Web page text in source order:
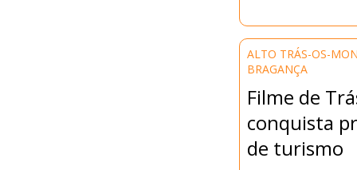
ALTO TRÁS-OS-
BRAGANÇA
Filme de
conquista
de turismo